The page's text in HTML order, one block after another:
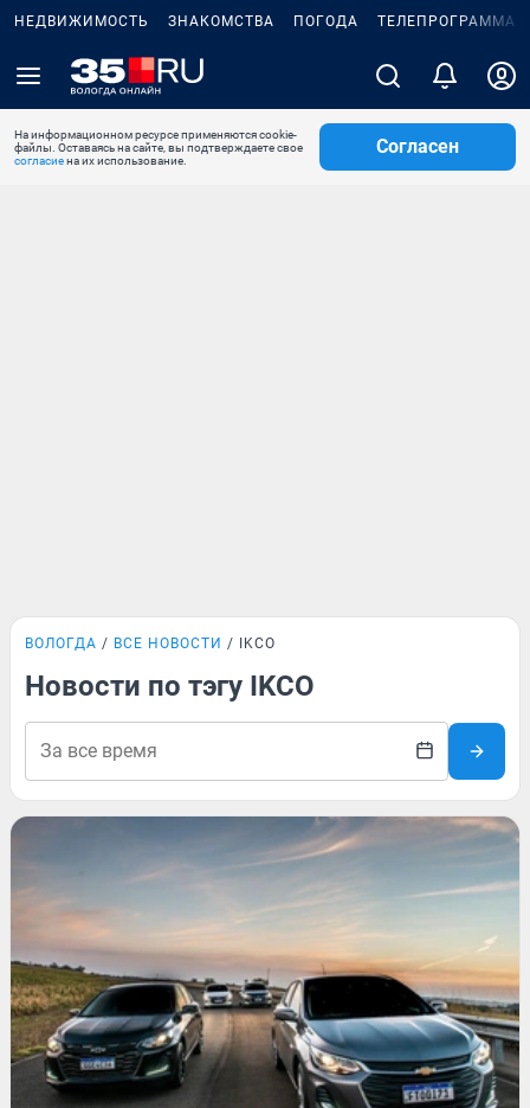
НЕДВИЖИМОСТЬ ЗНАКОМСТВА ПОГОДА ТЕЛЕПРОГРАММА
На информационном ресурсе применяются cookie-
файлы. Оставаясь на сайте, вы подтверждаете свое
согласиена их использование.
Согласен
ВОЛОГДА ВСЕ НОВОСТИ IKCO
Новости по тэгу IKCO